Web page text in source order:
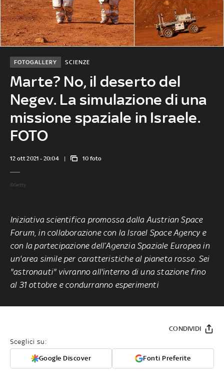
Marte? No, il deserto del
Negev. La simulazione di una
missione spaziale in Israele.
FOTO
SCIENZE
FOTOGALLERY
12 ott 2021 - 20:04 10 foto
©Getty
Iniziativa scientifica promossa dalla Austrian Space
Forum, in collaborazione con la Israel Space Agency e
con la partecipazione dell’Agenzia Spaziale Europea in
un'area simile per caratteristiche al pianeta rosso. Sei
"astronauti" vivranno all'interno di una stazione fino
al 31 ottobre e condurranno esperimenti
Sceglici su:
Google Discover Fonti Preferite
CONDIVIDI